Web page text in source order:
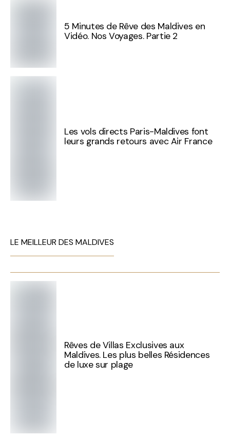
5 Minutes de Rêve des Maldives en
Vidéo. Nos Voyages. Partie 2
Les vols directs Paris-Maldives font
leurs grands retours avec Air France
LE MEILLEUR DES MALDIVES
Rêves de Villas Exclusives aux
Maldives. Les plus belles Résidences
de luxe sur plage